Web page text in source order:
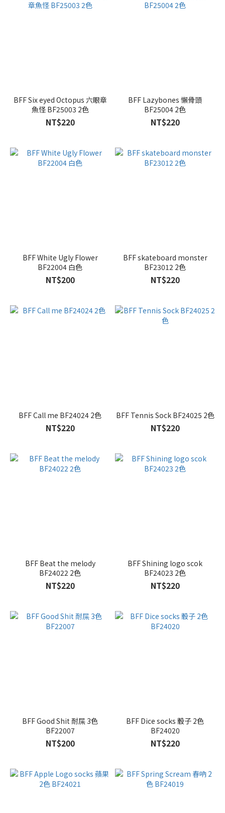
BFF Six eyed Octopus 六眼章
魚怪 BF25003 2色
NT$220
BFF Lazybones 懶骨頭
BF25004 2色
NT$220
BFF White Ugly Flower
BF22004 白色
NT$200
BFF skateboard monster
BF23012 2色
NT$220
BFF Call me BF24024 2色
NT$220
BFF Tennis Sock BF24025 2色
NT$220
BFF Beat the melody
BF24022 2色
NT$220
BFF Shining logo scok
BF24023 2色
NT$220
BFF Good Shit 耐屎 3色
BF22007
NT$200
BFF Dice socks 骰子 2色
BF24020
NT$220